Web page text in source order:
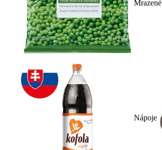
Mrazené
Nápoje